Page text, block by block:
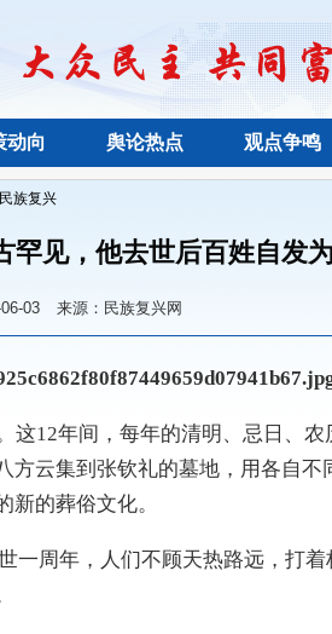
动向 舆论热点 观点争鸣
族复兴
罕见，他去世后百姓自发
03 来源：民族复兴网
12年间，每年的清明、忌日、农
方云集到张钦礼的墓地，用各自不
的葬俗文化。
周年，人们不顾天热路远，打着